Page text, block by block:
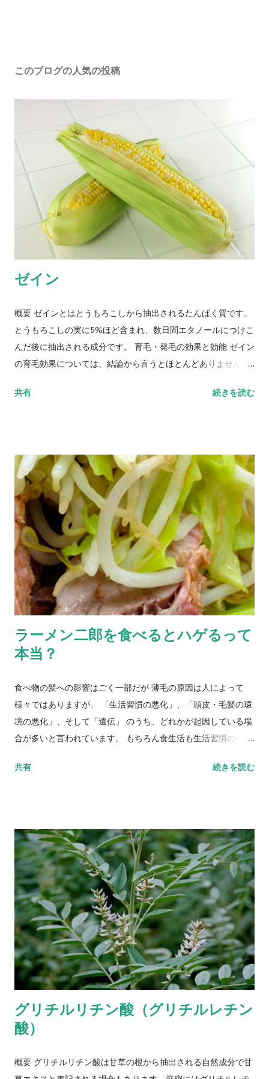
このブログの人気の投稿
ゼイン
概要 ゼインとはとうもろこしから抽出されるたんぱく質です。
とうもろこしの実に5%ほど含まれ、数日間エタノールにつけこ
んだ後に抽出される成分です。 育毛・発毛の効果と効能 ゼイン
の育毛効果については、結論から言うとほとんどありません。
されており、女性用のヘアケアシャンプーなどに含まれている
たシャンプーを使用すると、使用して数日間、割と即効で髪に
ハリ・コシが生まれボリュームアップ感を得ることができま
す。それ自体は決して悪いことではないのですが、注意しなく
てはいけないのが、それがまるで育毛が上手くいっているよう
に錯覚してしまう点です。ゼインにはもちろん 保湿効果 や頭皮
洗浄効果もあるのですが、それらは特筆すべきほどの効果では
ありません。使用している育毛シャンプーの本質的な育毛効果
を知りたい場合は、逆にこの成分が含まれることで分かり辛く
なってしまう場合があるので、その点は予め理解しておいた方
が良いでしょう。 副作用・用量・用法などの注意点 副作用につ
いては、天然の蛋白質の一種ですので、特段心配は必要ないと
思います。 この成分が含まれる商品 INZ育毛シャンプー
共有 続きを読む
ラーメン二郎を食べるとハゲるって
本当？
食べ物の髪への影響はごく一部だが 薄毛の原因は人によって
様々ではありますが、 「生活習慣の悪化」、「頭皮・毛髪の環
境の悪化」、そして「遺伝」 のうち、どれかが起因している場
合が多いと言われています。 もちろん食生活も生活習慣の一部
るような食生活を続けない限りは、食べ物が直接的に薄毛や抜
の、ボリュームの多いものに共通して言えることでもありま
す。 ラーメン二郎は何故髪の毛に悪いのか アブラが血行を悪く
する ラーメン二郎といえば、目に見えて 圧倒的なボリュームの
背脂 が特徴の1つですが、脂分の摂りすぎは血液をドロドロに
し、血行の悪化を招きます。その結果、頭皮の 毛母細胞 への血
液供給が鈍化し、最終的に発毛サイクルが崩れてしまう恐れが
あります。（詳細： 頭皮の血行促進・血行不良と薄毛について
） 「 アブラマシマシ（背脂増量） 」においては、その懸念が
より一層大きなものとなります。 太ると頭皮の皮脂量が増加す
る ラーメン二郎は非常に高カロリーで、一説によると 一杯で
2,000kcalを超える と言われています。また中毒性も非常に強
く、二郎を食べて吐きそうになるくらい満腹になっても、翌日
一瞬で肥満化 できる食べ物です。 肥満は頭皮皮脂を過剰分泌さ
せ、頭皮酸化によるトラブル（かゆみや湿疹など）が起きやす
共有 続きを読む
グリチルリチン酸（グリチルレチン
酸）
概要 グリチルリチン酸は甘草の根から抽出される自然成分で甘